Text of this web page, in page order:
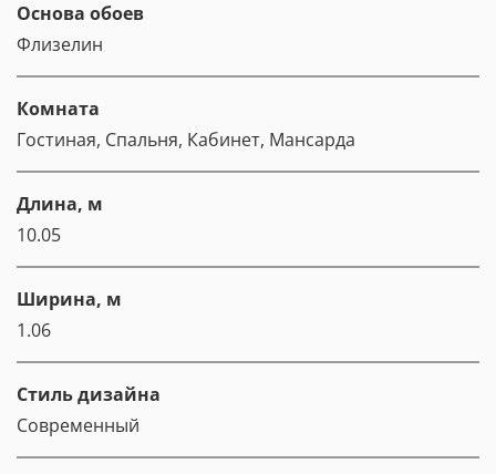
Основа обоев
Флизелин
Комната
Гостиная, Спальня, Кабинет, Мансарда
Длина, м
10.05
Ширина, м
1.06
Стиль дизайна
Современный